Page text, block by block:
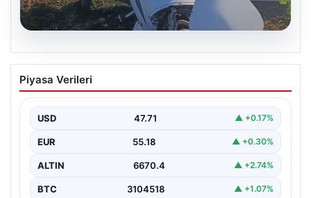
Uçak sert iniş yaptı: Pilot yaralandı
Piyasa Verileri
USD 47.71 ▲ +0.17%
EUR 55.18 ▲ +0.30%
ALTIN 6670.4 ▲ +2.74%
BTC 3104518 ▲ +1.07%